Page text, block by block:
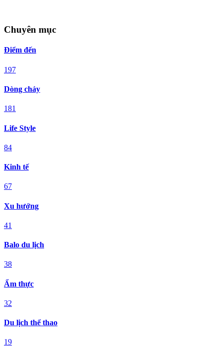
Chuyên mục
Điểm đến
197
Dòng chảy
181
Life Style
84
Kinh tế
67
Xu hướng
41
Balo du lịch
38
Ẩm thực
32
Du lịch thể thao
19